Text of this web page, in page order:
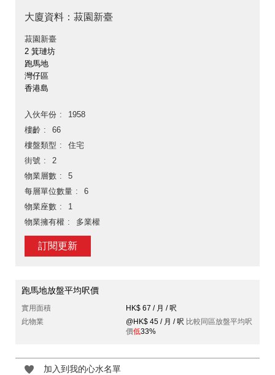
大廈資料：菽園新臺
菽園新臺
2 箕璉坊
跑馬地
灣仔區
香港島
入伙年份
1958
樓齡
66
樓盤類型
住宅
街號
2
物業層數
5
每層單位數量
6
物業座數
1
物業擁有權
多業權
訂閱更新
跑馬地放盤平均呎價
實用面積
HK$ 67 / 月 / 呎
此物業
@HK$ 45 / 月 / 呎 比較同區放盤平均呎
價低33%
加入到我的心水名單